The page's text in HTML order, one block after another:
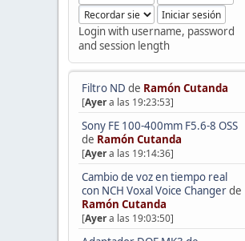
Login with username, password
and session length
Filtro ND de Ramón Cutanda
[Ayera las 19:23:53]
Sony FE 100-400mm F5.6-8 OSS
de Ramón Cutanda
[Ayera las 19:14:36]
Cambio de voz en tiempo real
con NCH Voxal Voice Changerde
Ramón Cutanda
[Ayera las 19:03:50]